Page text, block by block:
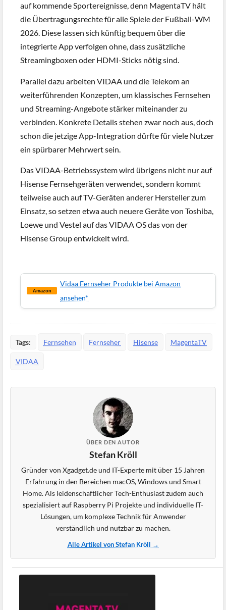
auf kommende Sportereignisse, denn MagentaTV hält
die Übertragungsrechte für alle Spiele der Fußball-WM
2026. Diese lassen sich künftig bequem über die
integrierte App verfolgen ohne, dass zusätzliche
Streamingboxen oder HDMI-Sticks nötig sind.
Parallel dazu arbeiten VIDAA und die Telekom an
weiterführenden Konzepten, um klassisches Fernsehen
und Streaming-Angebote stärker miteinander zu
verbinden. Konkrete Details stehen zwar noch aus, doch
schon die jetzige App-Integration dürfte für viele Nutzer
ein spürbarer Mehrwert sein.
Das VIDAA-Betriebssystem wird übrigens nicht nur auf
Hisense Fernsehgeräten verwendet, sondern kommt
teilweise auch auf TV-Geräten anderer Hersteller zum
Einsatz, so setzen etwa auch neuere Geräte von Toshiba,
Loewe und Vestel auf das VIDAA OS das von der
Hisense Group entwickelt wird.
Amazon
Vidaa Fernseher Produkte bei Amazon
ansehen*
Tags: Fernsehen Fernseher Hisense MagentaTV
VIDAA
ÜBER DEN AUTOR
Stefan Kröll
Gründer von Xgadget.de und IT-Experte mit über 15 Jahren
Erfahrung in den Bereichen macOS, Windows und Smart
Home. Als leidenschaftlicher Tech-Enthusiast zudem auch
spezialisiert auf Raspberry Pi Projekte und individuelle IT-
Lösungen, um komplexe Technik für Anwender
verständlich und nutzbar zu machen.
Alle Artikel von Stefan Kröll →